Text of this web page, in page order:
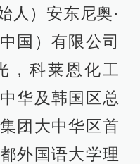
人）安东尼奥·
国）有限公司
，科莱恩化工
华及韩国区总
团大中华区首
外国语大学理